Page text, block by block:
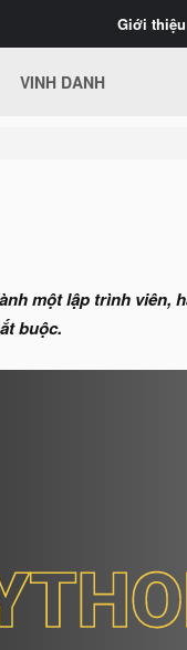
Giới thiệu
VINH DANH
một lập trình viên,
buộc.